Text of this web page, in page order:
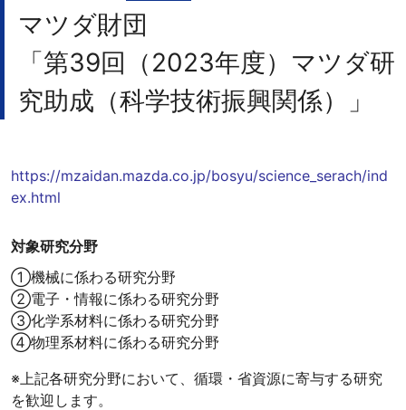
マツダ財団
「第39回（2023年度）マツダ研
究助成（科学技術振興関係）」
https://mzaidan.mazda.co.jp/bosyu/science_serach/ind
ex.html
対象研究分野
①機械に係わる研究分野
②電子・情報に係わる研究分野
③化学系材料に係わる研究分野
④物理系材料に係わる研究分野
※上記各研究分野において、循環・省資源に寄与する研究
を歓迎します。